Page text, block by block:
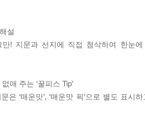
설
! 지문과 선지에 직접 첨삭하여 한눈
애 주는 ‘꿀피스 Tip’
은 ‘매운맛’, ‘매운맛 픽’으로 별도 표